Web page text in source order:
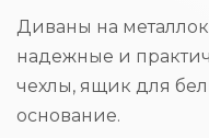
Диваны на
надежные и
чехлы, ящик для
основание.